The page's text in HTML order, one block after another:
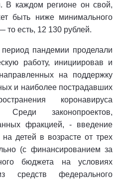
В каждом регионе он свой,
быть ниже минимального
то есть, 12 130 рублей.
пандемии проделали
работу, инициировав и
на поддержку
и наиболее пострадавших
коронавируса
Среди законопроектов,
фракцией, - введение
детей в возрасте от трех
(с финансированием за
бюджета на условиях
средств федерального